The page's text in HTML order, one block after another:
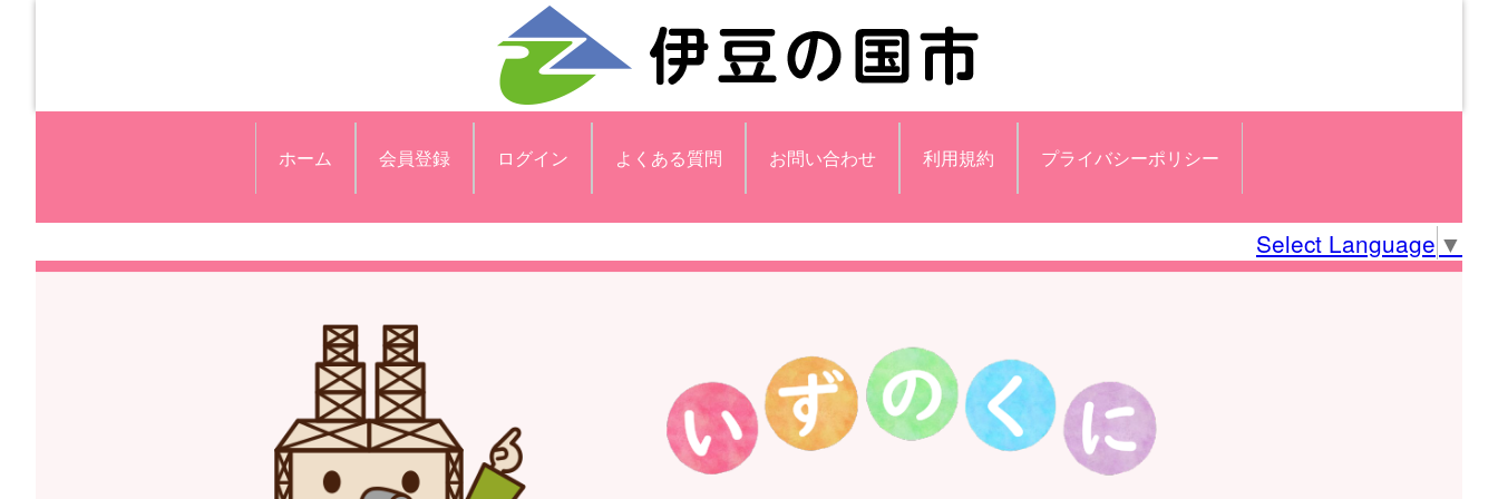
ホーム 会員登録 ログイン よくある質問 お問い合わせ 利用規約 プライバシーポリシー
Select Language ▼